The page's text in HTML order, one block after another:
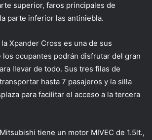
superior, faros principales de
parte inferior las antiniebla.
Xpander Cross es una de sus
los ocupantes podrán disfrutar del gran
llevar de todo. Sus tres filas de
hasta 7 pasajeros y la silla
para facilitar el acceso a la tercera
tiene un motor MIVEC de 1.5lt.,